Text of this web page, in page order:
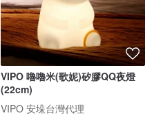
VIPO 嚕嚕米(歌妮)矽膠QQ夜燈
(22cm)
VIPO 安垛台灣代理